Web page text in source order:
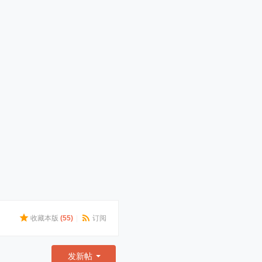
收藏本版 (55) 订阅
发新帖